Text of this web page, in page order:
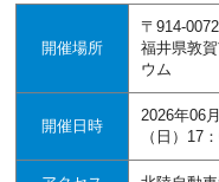
開催場所
〒914-0072
福井県敦
ウム
開催日時
2026年06
（日）17